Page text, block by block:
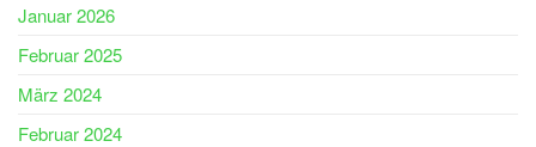
Januar 2026
Februar 2025
März 2024
Februar 2024